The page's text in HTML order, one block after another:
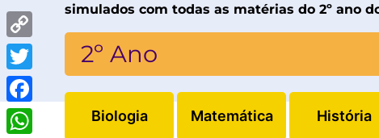
simulados com todas as matérias do 2º ano
2º Ano
Biologia Matemática História
Copy
Link
Twitter
Facebook